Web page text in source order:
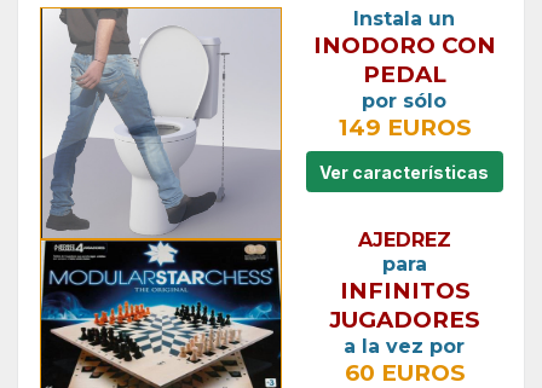
Instala un
INODORO CON
PEDAL
por sólo
149 EUROS
Ver características
AJEDREZ
para
INFINITOS
JUGADORES
a la vez por
60 EUROS